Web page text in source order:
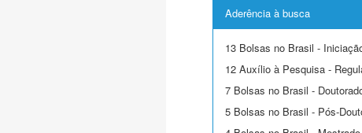
Aderência à busca
13 Bolsas no Brasil -
12 Auxílio à Pesquisa -
7 Bolsas no Brasil -
5 Bolsas no Brasil - Pós-